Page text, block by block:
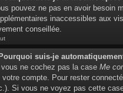
pouvez ne pas en avoir besoin
inaccessibles aux
conseillée.
suis-je
ne cochez pas la case Me
votre compte. Pour rester
Si vous ne voyez pas cette